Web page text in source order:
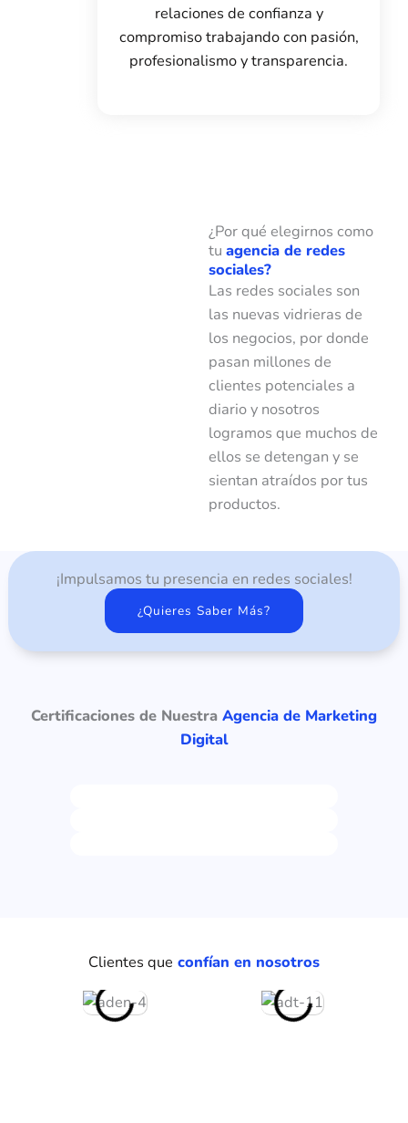
relaciones de confianza y
compromiso trabajando con pasión,
profesionalismo y transparencia.
¿Por qué elegirnos como
tuagencia de redes
sociales?
Las redes sociales son
las nuevas vidrieras de
los negocios, por donde
pasan millones de
clientes potenciales a
diario y nosotros
logramos que muchos de
ellos se detengan y se
sientan atraídos por tus
productos.
¡Impulsamos tu presencia en redes sociales!
¿Quieres Saber Más?
Certificaciones de Nuestra Agencia de Marketing
Digital
Clientes que confían en nosotros